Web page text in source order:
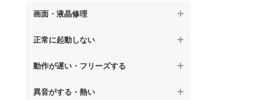
【ノートパソコン】ウィルス感染のその他
【ノートパソコン】電源故障
【ノートパソコン】液晶ディスプレイ交換
【ノートパソコン】マザーボード修理
画面・液晶修理
【macbook】画面の割れ・破損
のノイズが入る、色がおかしい、チラつく
正常に起動しない
【macbook】電源ボタンを押しても反応が
【macbook】電源は入るが画面は真っ暗で
動作が遅い・フリーズする
異音がする・熱い